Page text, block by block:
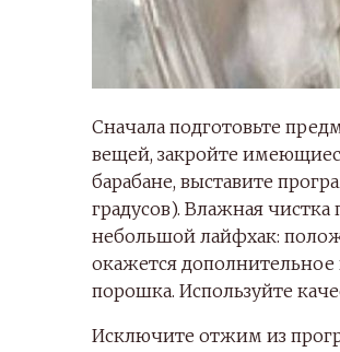
Сначала подготовьте
вещей, закройте
барабане, выставите
градусов). Влажная чистка
небольшой лайфхак:
окажется дополнительное
порошка. Используйте
Исключите отжим из